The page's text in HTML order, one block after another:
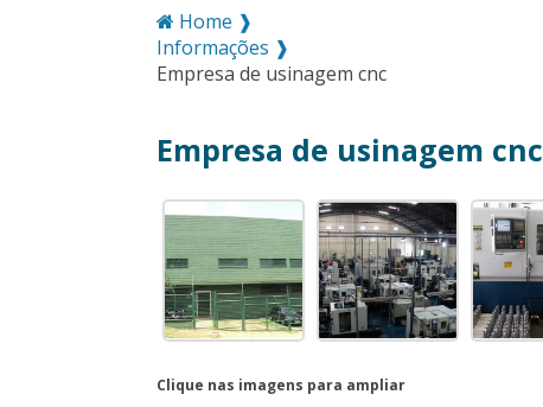
Home ❱
Informações ❱
Empresa de usinagem cnc
Empresa de usinagem cnc
Clique nas imagens para ampliar